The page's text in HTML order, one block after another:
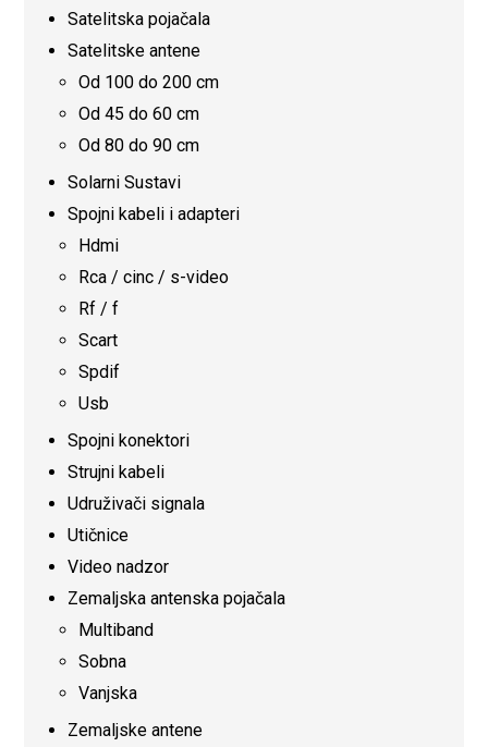
Satelitska pojačala
Satelitske antene
Od 100 do 200 cm
Od 45 do 60 cm
Od 80 do 90 cm
Solarni Sustavi
Spojni kabeli i adapteri
Hdmi
Rca / cinc / s-video
Rf / f
Scart
Spdif
Usb
Spojni konektori
Strujni kabeli
Udruživači signala
Utičnice
Video nadzor
Zemaljska antenska pojačala
Multiband
Sobna
Vanjska
Zemaljske antene